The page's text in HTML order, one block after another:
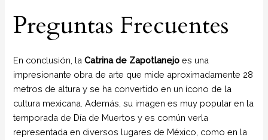
Preguntas Frecuentes
En conclusión, laCatrina de Zapotlanejo es una
impresionante obra de arte que mide aproximadamente 28
metros de altura y se ha convertido en un ícono de la
cultura mexicana. Además, su imagen es muy popular en la
temporada de Día de Muertos y es común verla
representada en diversos lugares de México, como en la